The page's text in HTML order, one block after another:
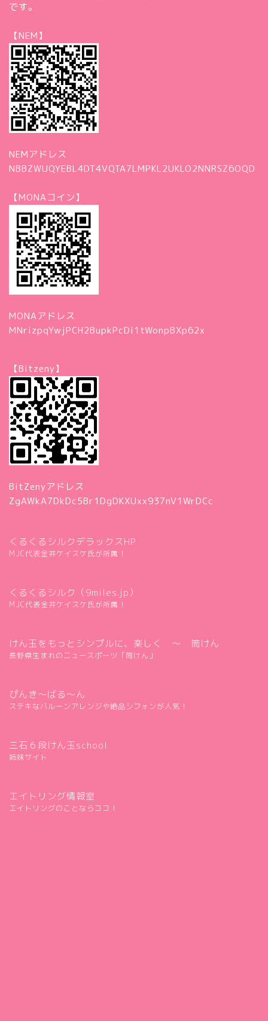
です。
【NEM】
NEMアドレス
NBBZWUQYEBL4DT4VQTA7LMPKL2UKLO2NNRSZ6OQD
【MONAコイン】
MONAアドレス
MNrizpqYwjPCH2BupkPcDi1tWonpBXp62x
【Bitzeny】
BitZenyアドレス
ZgAWkA7DkDc5Br1DgDKXUxx937nV1WrDCc
くるくるシルクデラックスHP
MJC代表金井ケイスケ氏が所属！
くるくるシルク（9miles.jp）
MJC代表金井ケイスケ氏が所属！
けん玉をもっとシンプルに、楽しく ～ 筒けん
長野県生まれのニュースポーツ「筒けん」
ぴんき～ばる～ん
ステキなバルーンアレンジや絶品シフォンが人気！
三石６段けん玉school
姉妹サイト
エイトリング情報室
エイトリングのことならココ！